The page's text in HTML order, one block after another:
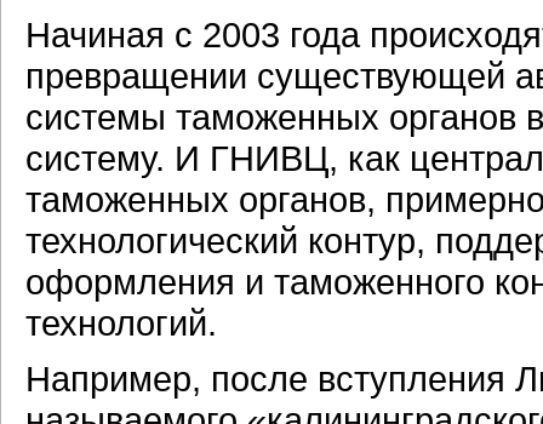
Начиная с 2003 года
превращении существующей
системы таможенных
систему. И ГНИВЦ, как
таможенных органов,
технологический контур,
оформления и таможенного
технологий.
Например, после вступления